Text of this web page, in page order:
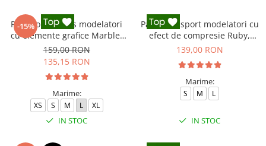
-15%
Pantaloni fitness modelatori
cu elemente grafice Marble,
Gri
159,00 RON
135,15 RON
Marime:
XS S M L XL
IN STOC
Pantaloni sport modelatori cu
efect de compresie Ruby,
Rosu
139,00 RON
Marime:
S M L
IN STOC